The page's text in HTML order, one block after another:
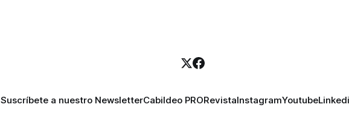
Suscríbete a nuestro NewsletterCabildeo PRORevistaInstagramYoutube